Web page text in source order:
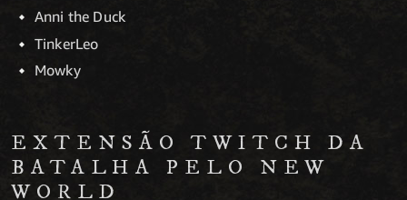
Anni the Duck
TinkerLeo
Mowky
EXTENSÃO TWITCH DA
BATALHA PELO NEW
WORLD